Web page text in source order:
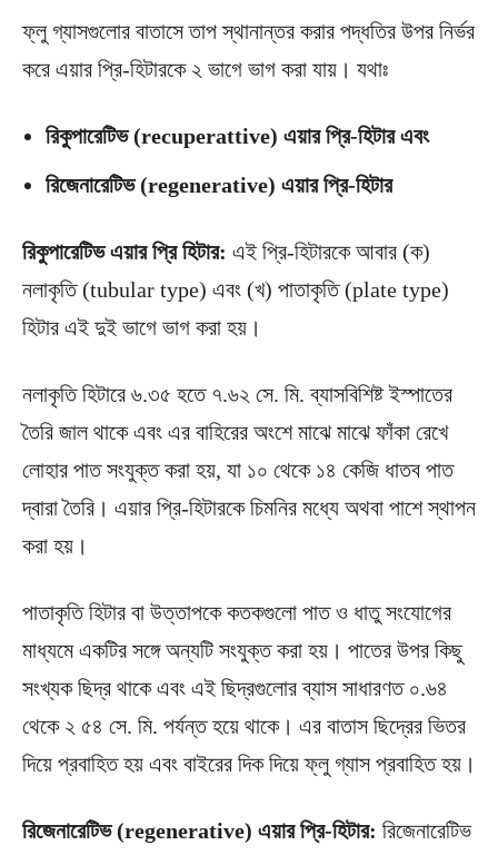
ফ্লু গ্যাসগুলোর বাতাসে তাপ স্থানান্তর করার পদ্ধতির উপর নির্ভর
করে এয়ার প্রি-হিটারকে ২ ভাগে ভাগ করা যায়। যথাঃ
রিকুপারেটিভ (recuperattive) এয়ার প্রি-হিটার এবং
রিজেনারেটিভ (regenerative) এয়ার প্রি-হিটার
রিকুপারেটিভ এয়ার প্রি হিটার: এই প্রি-হিটারকে আবার (ক)
নলাকৃতি (tubular type) এবং (খ) পাতাকৃতি (plate type)
হিটার এই দুই ভাগে ভাগ করা হয়।
নলাকৃতি হিটারে ৬.৩৫ হতে ৭.৬২ সে. মি. ব্যাসবিশিষ্ট ইস্পাতের
তৈরি জাল থাকে এবং এর বাহিরের অংশে মাঝে মাঝে ফাঁকা রেখে
লোহার পাত সংযুক্ত করা হয়, যা ১০ থেকে ১৪ কেজি ধাতব পাত
দ্বারা তৈরি। এয়ার প্রি-হিটারকে চিমনির মধ্যে অথবা পাশে স্থাপন
করা হয়।
পাতাকৃতি হিটার বা উত্তাপকে কতকগুলো পাত ও ধাতু সংযোগের
মাধ্যমে একটির সঙ্গে অন্যটি সংযুক্ত করা হয়। পাতের উপর কিছু
সংখ্যক ছিদ্র থাকে এবং এই ছিদ্রগুলোর ব্যাস সাধারণত ০.৬৪
থেকে ২ ৫৪ সে. মি. পর্যন্ত হয়ে থাকে। এর বাতাস ছিদ্রের ভিতর
দিয়ে প্রবাহিত হয় এবং বাইরের দিক দিয়ে ফ্লু গ্যাস প্রবাহিত হয়।
রিজেনারেটিভ (regenerative) এয়ার প্রি-হিটার: রিজেনারেটিভ